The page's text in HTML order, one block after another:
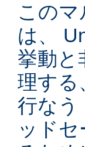
この
は、
挙動と
理する
行なう
ッド